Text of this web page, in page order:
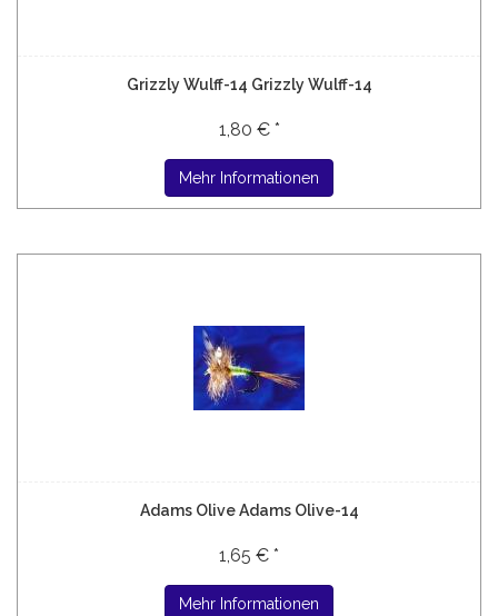
Grizzly Wulff-14 Grizzly Wulff-14
1,80 € *
Mehr Informationen
Adams Olive Adams Olive-14
1,65 € *
Mehr Informationen